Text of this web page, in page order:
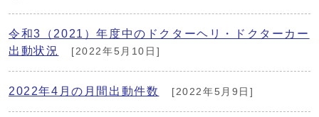
令和3（2021）年度中のドクターヘリ・ドクターカー
出動状況
[2022年5月10日]
2022年4月の月間出動件数 [2022年5月9日]